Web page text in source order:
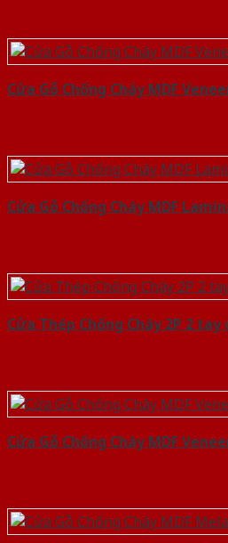
Cửa Gỗ Chống Cháy MDF
Cửa Gỗ Chống Cháy MDF
Cửa Thép Chống Cháy 2P 2
Cửa Gỗ Chống Cháy MDF